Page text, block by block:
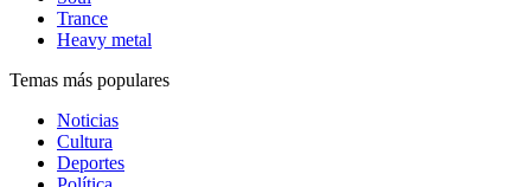
Trance
Heavy metal
Temas más populares
Noticias
Cultura
Deportes